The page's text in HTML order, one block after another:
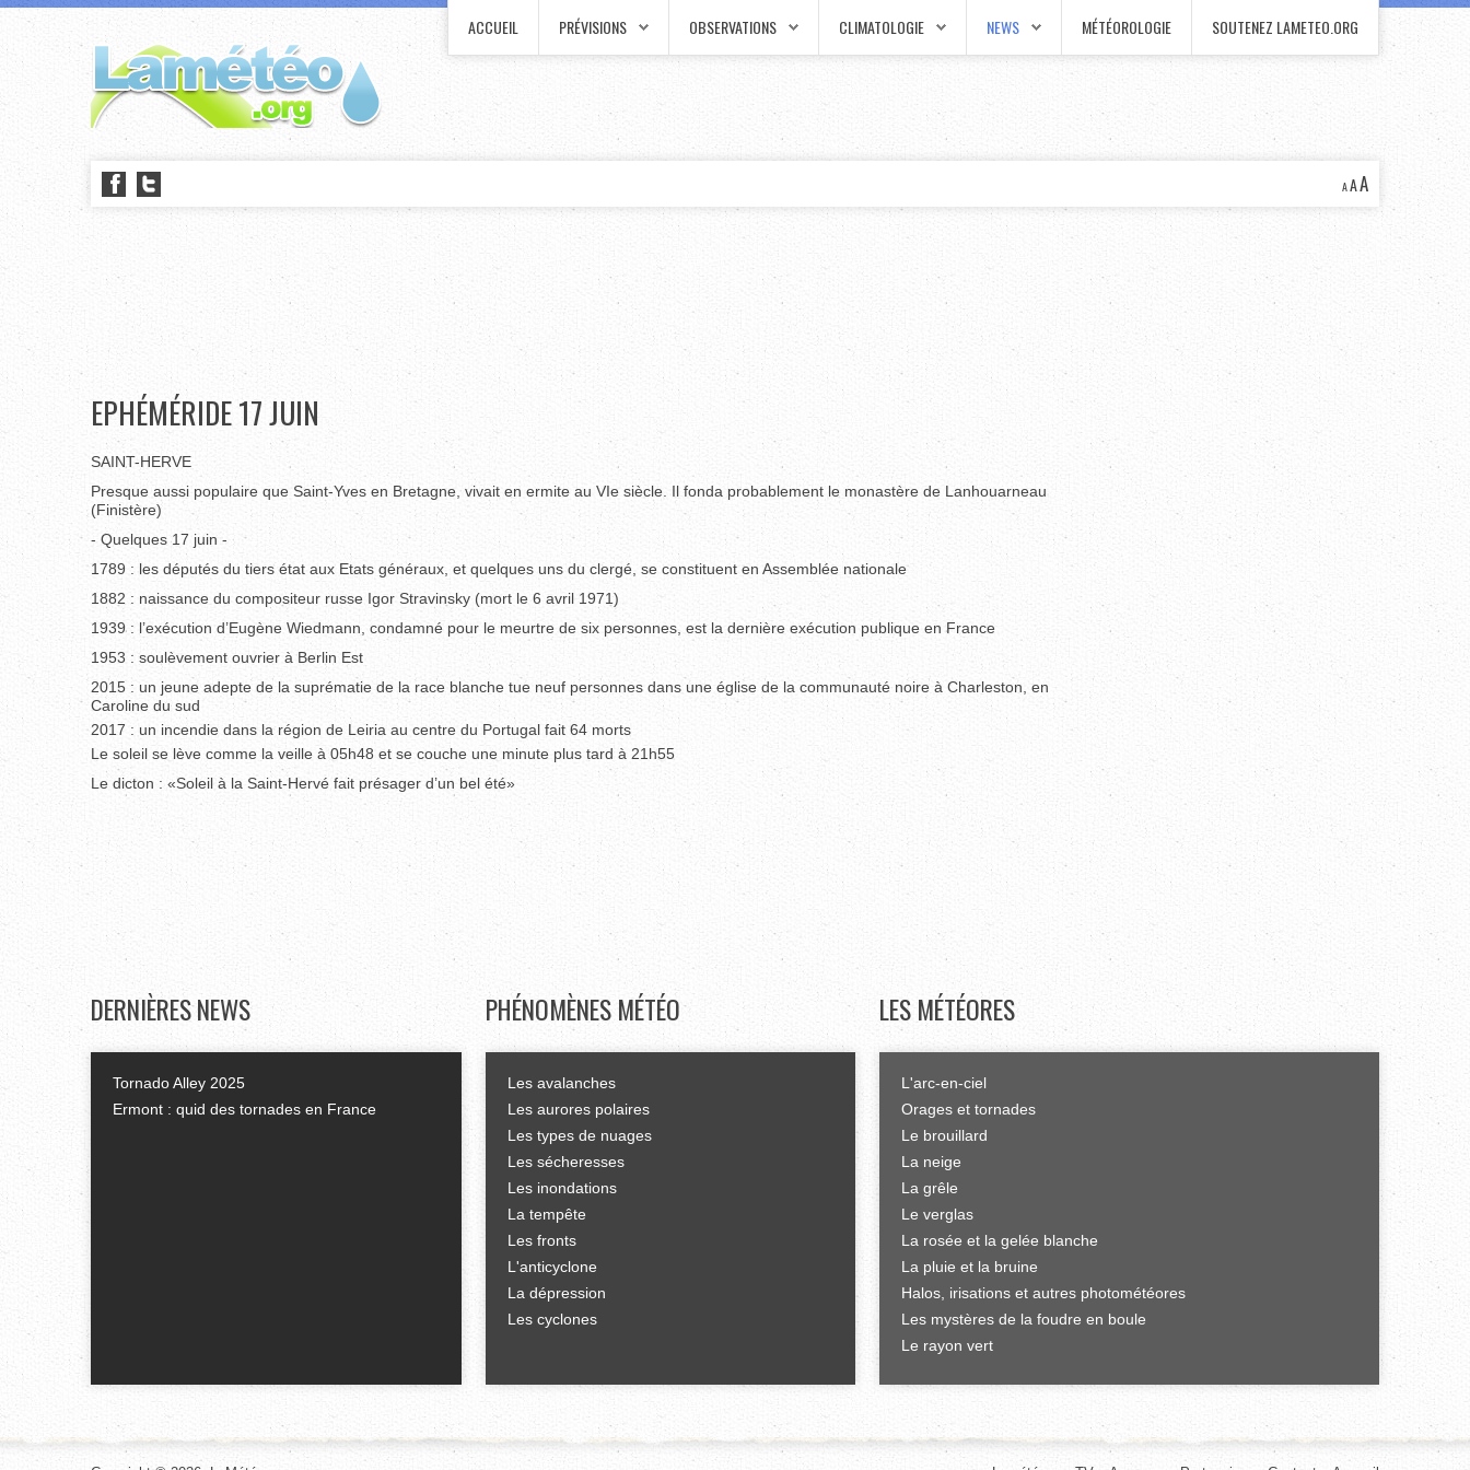
ACCUEIL PRÉVISIONS OBSERVATIONS CLIMATOLOGIE NEWS MÉTÉOROLOGIE SOUTENEZ LAMETEO.ORG
AAA
EPHÉMÉRIDE 17 JUIN
SAINT-HERVE
Presque aussi populaire que Saint-Yves en Bretagne, vivait en ermite au VIe siècle. Il fonda probablement le monastère de Lanhouarneau
(Finistère)
- Quelques 17 juin -
1789 : les députés du tiers état aux Etats généraux, et quelques uns du clergé, se constituent en Assemblée nationale
1882 : naissance du compositeur russe Igor Stravinsky (mort le 6 avril 1971)
1939 : l’exécution d’Eugène Wiedmann, condamné pour le meurtre de six personnes, est la dernière exécution publique en France
1953 : soulèvement ouvrier à Berlin Est
2015 : un jeune adepte de la suprématie de la race blanche tue neuf personnes dans une église de la communauté noire à Charleston, en
Caroline du sud
2017 : un incendie dans la région de Leiria au centre du Portugal fait 64 morts
Le soleil se lève comme la veille à 05h48 et se couche une minute plus tard à 21h55
Le dicton : «Soleil à la Saint-Hervé fait présager d’un bel été»
DERNIÈRESNEWS
Tornado Alley 2025
Ermont : quid des tornades en France
PHÉNOMÈNES MÉTÉO
Les avalanches
Les aurores polaires
Les types de nuages
Les sécheresses
Les inondations
La tempête
Les fronts
L'anticyclone
La dépression
Les cyclones
LES MÉTÉORES
L'arc-en-ciel
Orages et tornades
Le brouillard
La neige
La grêle
Le verglas
La rosée et la gelée blanche
La pluie et la bruine
Halos, irisations et autres photométéores
Les mystères de la foudre en boule
Le rayon vert